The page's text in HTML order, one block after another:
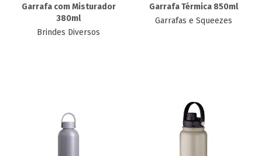
Garrafa com Misturador
380ml
Brindes Diversos
Garrafa Térmica 850ml
Garrafas e Squeezes